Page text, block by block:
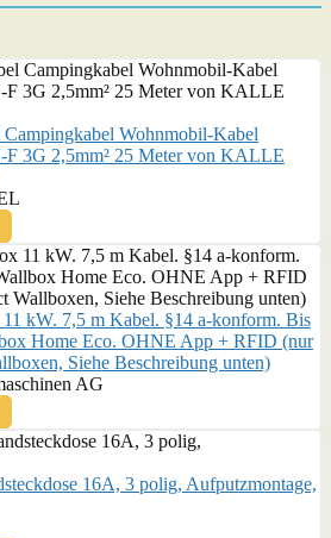
Wohnmobil-Kabel
3G 2,5mm² 25 Meter von KALLE
kW. 7,5 m Kabel. §14 a-konform. Bis
Home Eco. OHNE App + RFID (nur
Siehe Beschreibung unten)
AG
16A, 3 polig, Aufputzmontage,